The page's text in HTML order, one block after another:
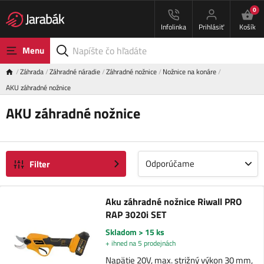
Infolinka Prihlásiť
0
Košík
Menu
Záhrada Záhradné náradie Záhradné nožnice Nožnice na konáre
AKU záhradné nožnice
AKU záhradné nožnice
Filter Odporúčame
Aku záhradné nožnice Riwall PRO
RAP 3020i SET
Skladom > 15 ks
+ ihned na 5 prodejnách
Napätie 20V, max. strižný výkon 30 mm,